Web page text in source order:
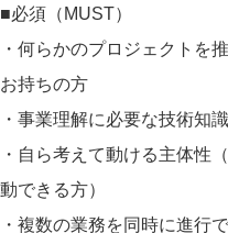
■必須（MUST）
・何らかのプロジェクトを
お持ちの方
・事業理解に必要な技術知
・自ら考えて動ける主体性
動できる方）
・複数の業務を同時に進行